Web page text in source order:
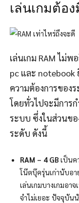
เล่นเกมต้อ
เล่นเกม RAM ไม่
pc และ notebook
ความต้องการของ
โดยทั่วไปจะมีการ
ระบบ ซึ่งในส่วนข
ระดับ ดังนี้
RAM – 4 GB เป็นค
โน๊ตบุ๊ครุ่นเก่านับอา
เล่นเกมบางเกมอา
จำไม่เยอะ ปัจจุบัน